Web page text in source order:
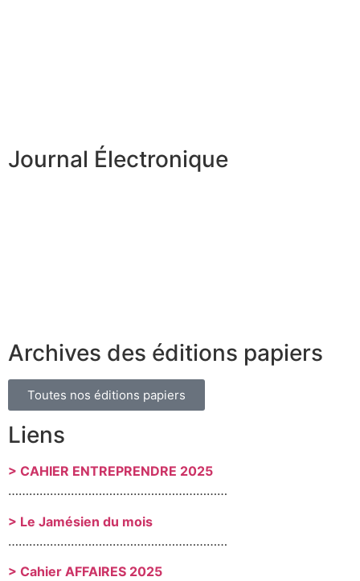
Journal Électronique
Archives des éditions papiers
Toutes nos éditions papiers
Liens
> CAHIER ENTREPRENDRE 2025
………………………………………………………
> Le Jamésien du mois
………………………………………………………
> Cahier AFFAIRES 2025